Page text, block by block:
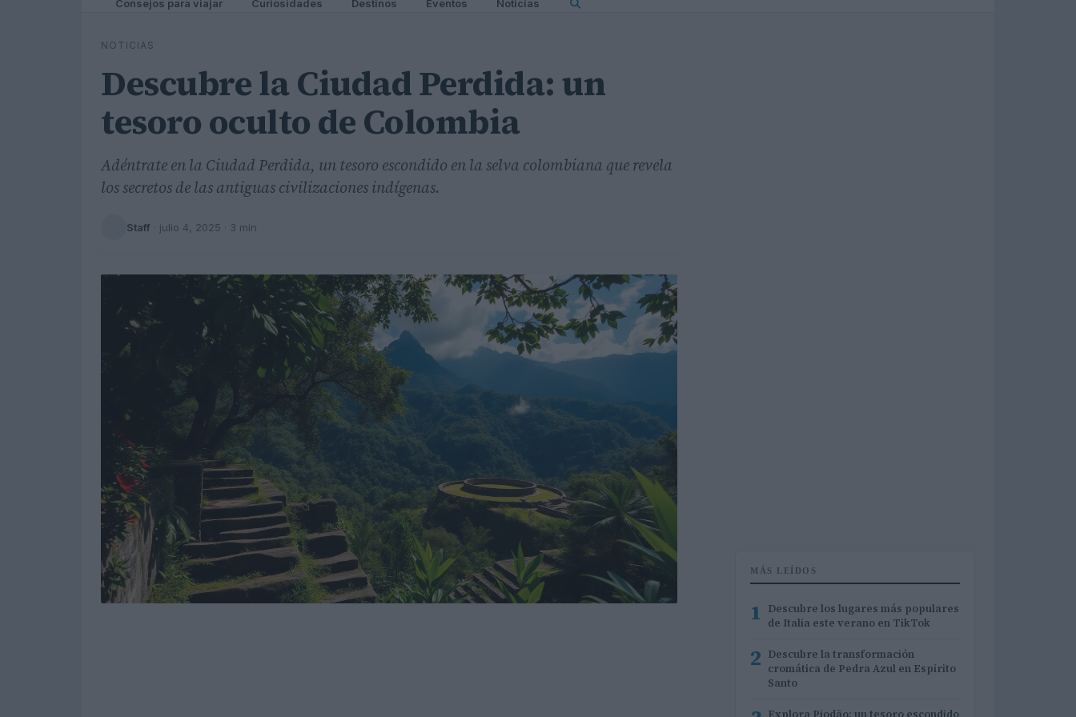
Consejos para viajar Curiosidades Destinos Eventos Noticias
NOTICIAS
Descubre la Ciudad Perdida: un
tesoro oculto de Colombia
Adéntrate en la Ciudad Perdida, un tesoro escondido en la selva colombiana que revela
los secretos de las antiguas civilizaciones indígenas.
Staff · julio 4, 2025 · 3 min
MÁS LEÍDOS
1 Descubre los lugares más populares
de Italia este verano en TikTok
2 Descubre la transformación
cromática de Pedra Azul en Espírito
Santo
Explora Piodão: un tesoro escondido